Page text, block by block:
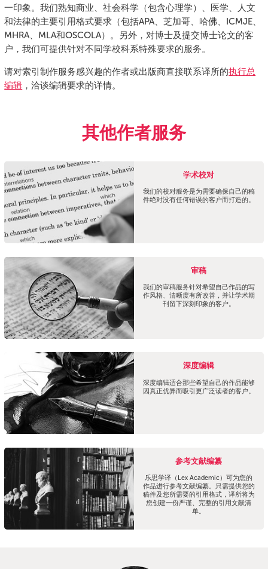
一印象。我们熟知商业、社会科学（包含心理学）、医学、人文
和法律的主要引用格式要求（包括APA、芝加哥、哈佛、ICMJE、
MHRA、MLA和OSCOLA）。另外，对博士及提交博士论文的客
户，我们可提供针对不同学校科系特殊要求的服务。
请对索引制作服务感兴趣的作者或出版商直接联系译所的执行总
编辑 ，洽谈编辑要求的详情。
其他作者服务
学术校对
我们的校对服务是为需要确保自己的稿
件绝对没有任何错误的客户而打造的。
审稿
我们的审稿服务针对希望自己作品的写
作风格、清晰度有所改善，并让学术期
刊留下深刻印象的客户。
深度编辑
深度编辑适合那些希望自己的作品能够
因真正优异而吸引更广泛读者的客户。
参考文献编纂
乐思学译（Lex Academic）可为您的
作品进行参考文献编纂。只需提供您的
稿件及您所需要的引用格式，译所将为
您创建一份严谨、完整的引用文献清
单。